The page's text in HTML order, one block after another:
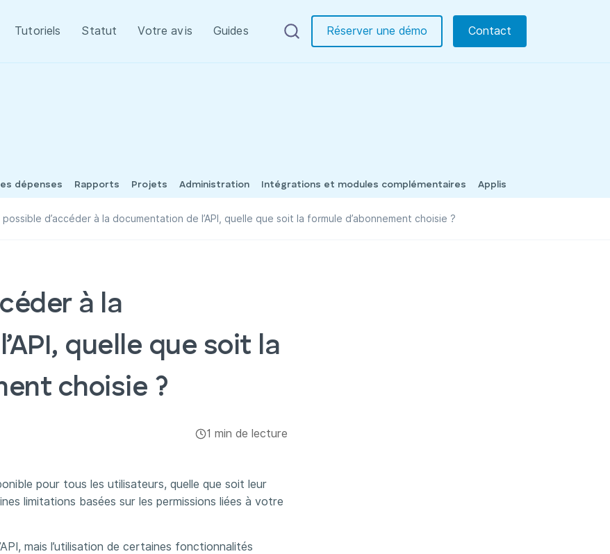
Tutoriels Statut Votre avis Guides Réserver une démo Contact
Intégrations et modules complémentaires
dépenses Rapports Projets Administration Applis
possible d’accéder à la documentation de l’API, quelle que soit la formule d’abonnement choisie ?
à la
quelle que soit la
choisie ?
1 min de lecture
pour tous les utilisateurs, quelle que soit leur
limitations basées sur les permissions liées à votre
mais l’utilisation de certaines fonctionnalités